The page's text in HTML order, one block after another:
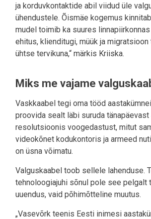
ja korduvkontaktide abil viidud üle
ühendustele. Õismäe kogemus
mudel toimib ka suures
ehitus, klienditugi, müük ja
ühtse tervikuna,“ märkis Kriiska.
Miks me vajame
Vaskkaabel tegi oma tööd
proovida sealt läbi suruda tänapäevast
resolutsioonis voogedastust, mitut
videokõnet kodukontoris ja armeed
on üsna võimatu.
Valguskaabel toob sellele lahenduse.
tehnoloogiajuhi sõnul pole see pelgalt
uuendus, vaid põhimõtteline muutus.
„Vasevõrk teenis Eesti inimesi